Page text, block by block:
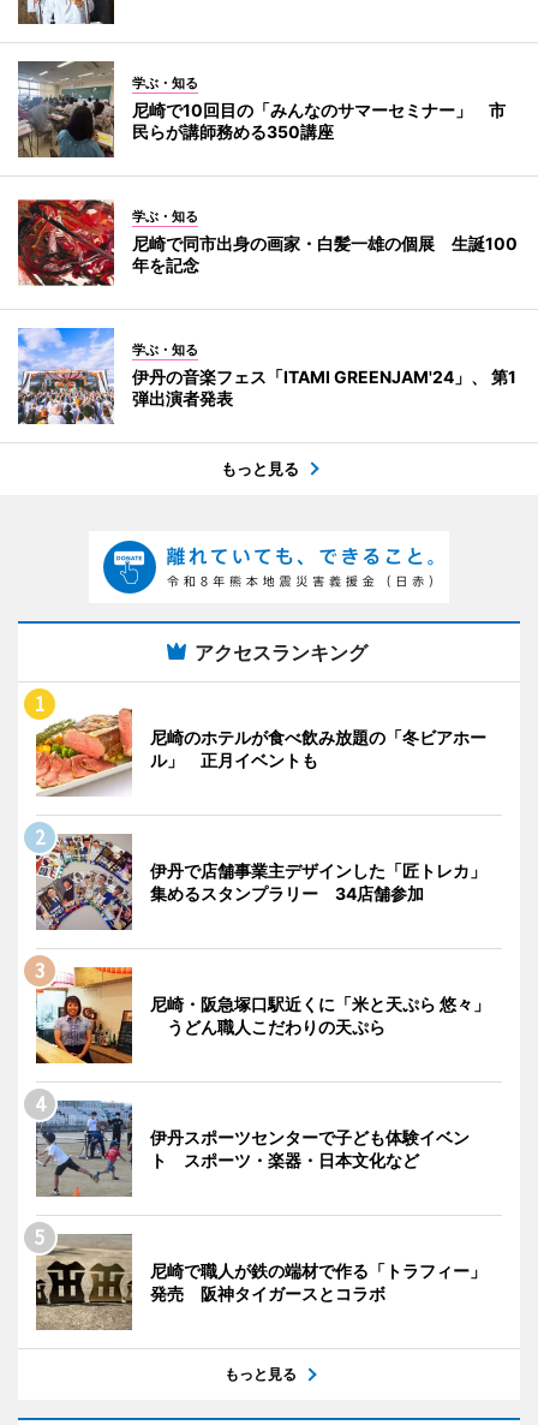
学ぶ・知る
尼崎で10回目の「みんなのサマーセミナー」 市
民らが講師務める350講座
学ぶ・知る
尼崎で同市出身の画家・白髪一雄の個展 生誕100
年を記念
学ぶ・知る
伊丹の音楽フェス「ITAMI GREENJAM'24」、 第1
弾出演者発表
もっと見る
アクセスランキング
尼崎のホテルが食べ飲み放題の「冬ビアホー
ル」 正月イベントも
伊丹で店舗事業主デザインした「匠トレカ」
集めるスタンプラリー 34店舗参加
尼崎・阪急塚口駅近くに「米と天ぷら 悠々」
うどん職人こだわりの天ぷら
伊丹スポーツセンターで子ども体験イベン
ト スポーツ・楽器・日本文化など
尼崎で職人が鉄の端材で作る「トラフィー」
発売 阪神タイガースとコラボ
もっと見る